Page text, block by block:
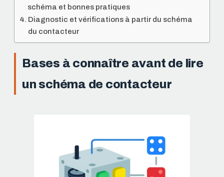
schéma et bonnes pratiques
Diagnostic et vérifications à partir du schéma
du contacteur
Bases à connaître avant de lire
un schéma de contacteur